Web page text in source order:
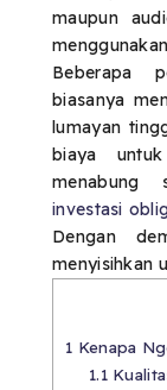
maupun
Beberapa
biasanya
lumayan
biaya
menabung
investasi
Dengan
menyisihkan
1 Kenapa
1.1